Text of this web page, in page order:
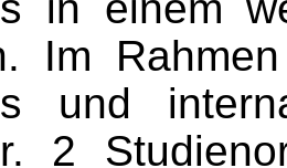
Im
und
2